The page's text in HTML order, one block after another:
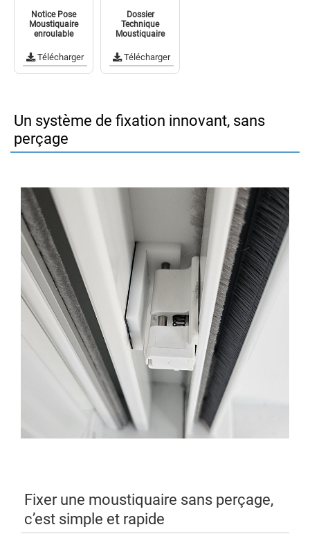
Notice Pose
Moustiquaire
enroulable
Télécharger
Dossier
Technique
Moustiquaire
Télécharger
Un système de fixation innovant, sans
perçage
Fixer une moustiquaire sans perçage,
c’est simple et rapide